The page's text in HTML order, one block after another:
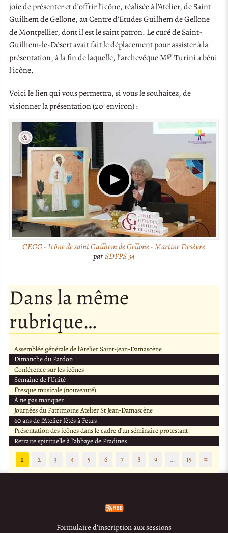
joie de présenter et d’offrir l’icône, réalisée à l’Atelier, de Saint
Guilhem de Gellone, au Centre d’Etudes Guilhem de Gellone
de Montpellier, dont il est le saint patron. Le curé de Saint-
Guilhem-le-Désert avait fait le déplacement pour assister à la
présentation, à la fin de laquelle, l’archevêque MgrTurini a béni
l’icône.
Voici le lien qui vous permettra, si vous le souhaitez, de
visionner la présentation (20’ environ) :
CEGG - Icône de saint Guilhem de Gellone - Martine Desèvre
parSDFPS 34
Dans la même
rubrique…
Assemblée générale de l’Atelier Saint-Jean-Damascène
Dimanche du Pardon
Conférence sur les icônes
Semaine de l’Unité
Fresque musicale (nouveauté)
À ne pas manquer
Journées du Patrimoine Atelier St Jean-Damascène
60 ans de l’Atelier fêtés à Feurs
Présentation des icônes dans le cadre d’un séminaire protestant
Retraite spirituelle à l’abbaye de Pradines
1
2 3 4 5 6 7 8 9 … 15 ∞
Formulaire d’inscription aux sessions